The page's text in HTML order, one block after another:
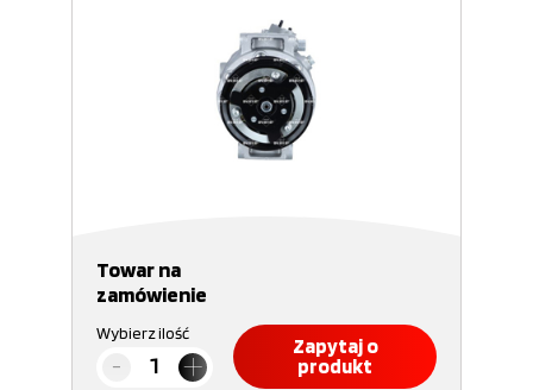
Towar na
zamówienie
Wybierz ilość
Zapytaj o
produkt